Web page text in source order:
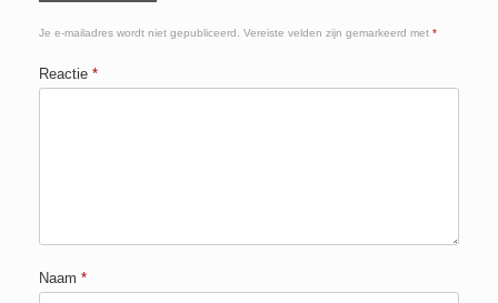
Je e-mailadres wordt niet gepubliceerd. Vereiste velden zijn gemarkeerd met *
Reactie *
Naam *